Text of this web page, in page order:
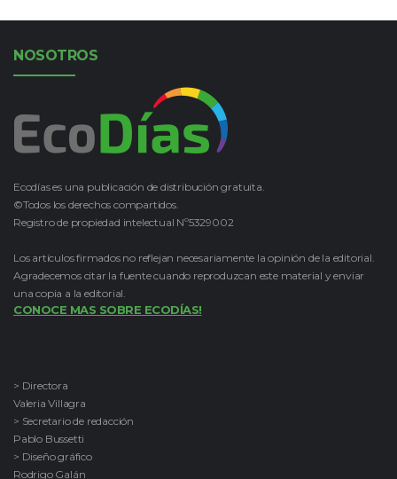
NOSOTROS
Ecodías es una publicación de distribución gratuita.
©Todos los derechos compartidos.
Registro de propiedad intelectual Nº5329002
Los artículos firmados no reflejan necesariamente la opinión de la editorial.
Agradecemos citar la fuente cuando reproduzcan este material y enviar
una copia a la editorial.
CONOCE MAS SOBRE ECODÍAS!
> Directora
Valeria Villagra
> Secretario de redacción
Pablo Bussetti
> Diseño gráfico
Rodrigo Galán